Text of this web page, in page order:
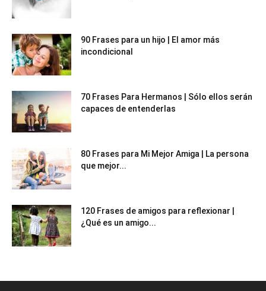
90 Frases para un hijo | El amor más
incondicional
70 Frases Para Hermanos | Sólo ellos serán
capaces de entenderlas
80 Frases para Mi Mejor Amiga | La persona
que mejor...
120 Frases de amigos para reflexionar |
¿Qué es un amigo...